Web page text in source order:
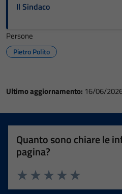
Il Sindaco
Persone
Pietro Polito
Ultimo aggiornamento: 16/06/
Quanto sono chiare le
pagina?
Valuta 5 stelle
Valuta 4 stelle su 5
Valuta 3 stelle su 5
Valuta 2 stelle su 5
Valuta 1 stelle su 5